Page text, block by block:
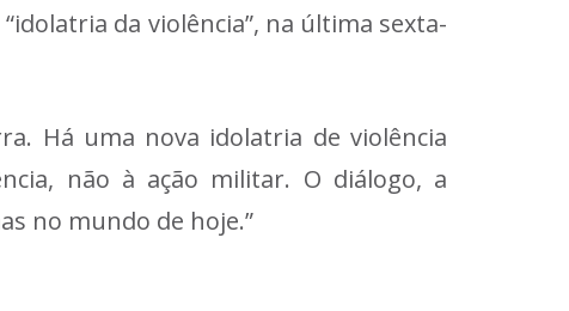
da violência”, na última sexta-
Há uma nova idolatria de violência
não à ação militar. O diálogo, a
no mundo de hoje.”